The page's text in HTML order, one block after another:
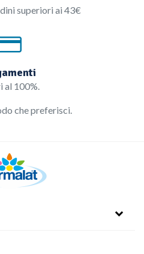
superiori ai 43€
al 100%.
che preferisci.